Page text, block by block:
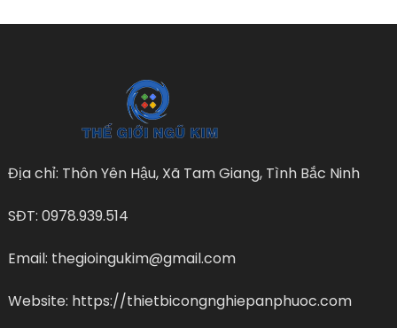
Địa chỉ: Thôn Yên Hậu, Xã Tam Giang, Tình Bắc Ninh
SĐT: 0978.939.514
Email: thegioingukim@gmail.com
Website: https://thietbicongnghiepanphuoc.com